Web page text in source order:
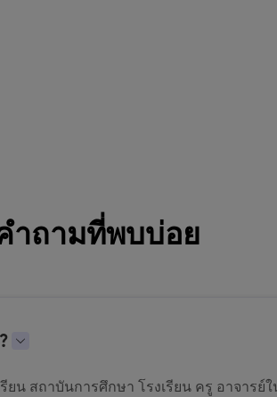
ำถามที่พบบ่อย
สถาบันการศึกษา โรงเรียน ครู อาจารย์